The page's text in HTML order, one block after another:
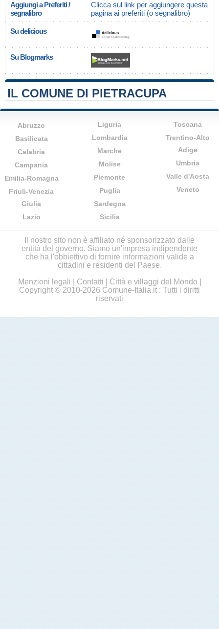
Aggiungi a Preferiti /
segnalibro
Clicca sul link per aggiungere questa
pagina ai preferiti (o segnalibro)
Su delicious
Su Blogmarks
IL COMUNE DI PIETRACUPA
Abruzzo
Basilicata
Calabria
Campania
Emilia-Romagna
Friuli-Venezia
Giulia
Lazio
Liguria
Lombardia
Marche
Molise
Piemonte
Puglia
Sardegna
Sicilia
Toscana
Trentino-Alto
Adige
Umbria
Valle d'Aosta
Veneto
Il nostro sito non è affiliato né sponsorizzato dalle
entità del governo. Siamo un'impresa indipendente
che ha l'obbiettivo di fornire informazioni valide a
cittadini e residenti del Paese.
Menzioni legali
Contatti Città e villaggi del Mondo
Copyright © 2010-2026 Comune-Italia.it : Tutti i diritti
riservati